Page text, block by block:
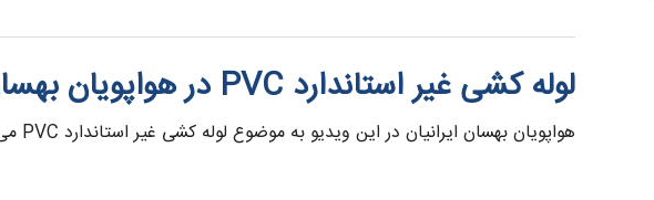
لوله کشی غیر استاندارد PVC در هواپویان بهسان ایرانیان
هواپویان بهسان ایرانیان در این ویدیو به موضوع لوله کشی غیر استاندارد PVC می پردازد.